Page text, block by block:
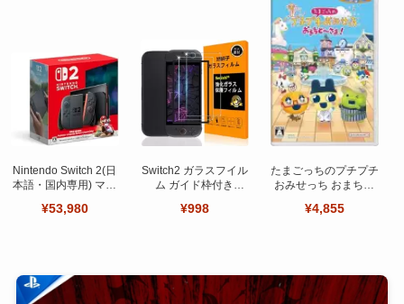
Nintendo Switch 2(日
本語・国内専用) マリ
ット
¥53,980
Switch2 ガラスフイル
ム ガイド枠付き
ット 日本旭硝子製-高
¥998
たまごっちのプチプチ
おみせっち おまちど
¥4,855